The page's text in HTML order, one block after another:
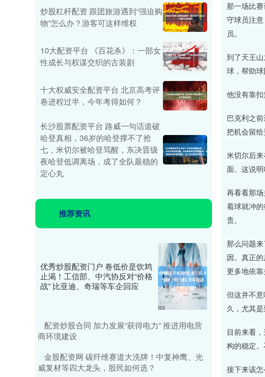
那一场比
守球员注
员。
到了天王
球，帮助
他没有靠
巴克利之
把机会留
米切尔后
面。这说
再看看那
着球就冲
贵。
那么问题
因。真正
更多地依靠
但这并不
久，尤其
目前来看
构的稳定
接下来该
炒股杠杆配资 跟团旅游遇到“强迫购
物”怎么办？游客可这样维权
10大配资平台 《百花杀》：一部女
性成长与权谋交织的古装剧
十大权威安全配资平台 北京高考评
卷进程过半，今年考得如何？
长沙股票配资平台 路威一句话道破
哈登真相，36岁的哈登撑不了抢
七，米切尔被哈登骂醒，东决晋级
夜哈登低调离场，成了全队最稳的
定心丸
推荐资讯
优秀炒股配资门户 卷低价是饮鸩
止渴！工信部、中汽协反对“价格
战” 比亚迪、奇瑞等车企回应
配资炒股合同 加力发展“获得电力” 推进用电营
商环境建设
金股配资网 碳纤维赛道大洗牌！中复神鹰、光
威复材等四大龙头，股民如何选？